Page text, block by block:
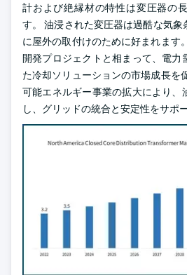
計および絶縁材の特性は変圧器の
す。 油浸された変圧器は過酷な気
に屋外の取付けのために好まれます
開発プロジェクトと相まって、電力
た冷却ソリューションの市場成長を
可能エネルギー事業の拡大により、
し、グリッドの統合と安定性をサポ